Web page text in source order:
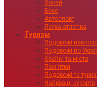
Хокей
Бокс
Автоспорт
Легка атлетіка
Туризм
Подорожі
Подорожі по
Країни та міста
Пам’ятки
Подорожі та
Найкращі курорти